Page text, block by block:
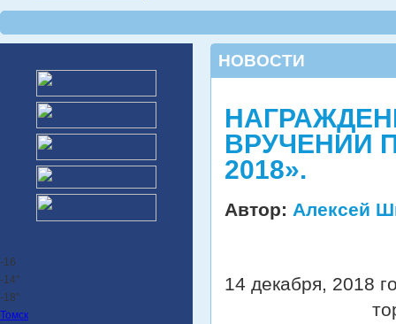
-16
-14°
-18°
Томск
НОВОСТИ
ВРУЧЕНИИ
2018».
Автор: Алексей
14 декабря, 2018